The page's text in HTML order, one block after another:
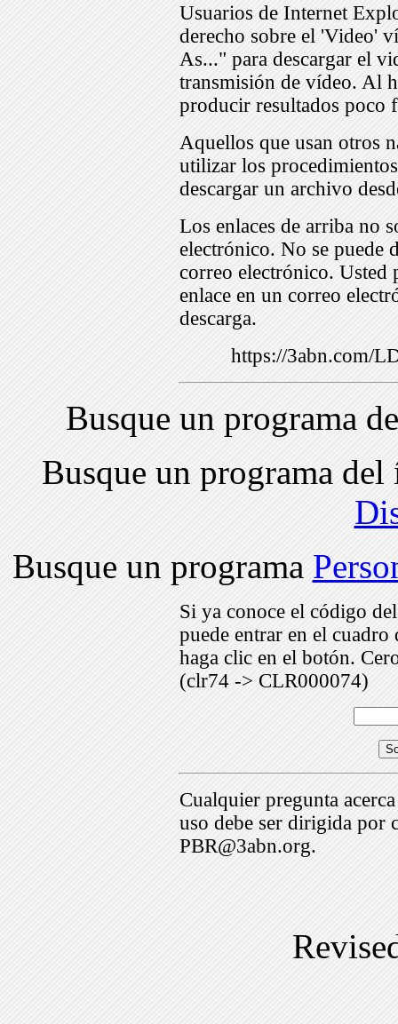
Usuarios de Internet
derecho sobre el 'Video'
As..." para descargar el
transmisión de vídeo. Al
producir resultados poco
Aquellos que usan otros
utilizar los
descargar un archivo
Los enlaces de arriba no
electrónico. No se puede
correo electrónico. Usted
enlace en un correo
descarga.
https://3abn.com/
Busque un programa
Busque un programa
Busque un programa
Si ya conoce el código
puede entrar en el
haga clic en el botón.
(clr74 -> CLR000074)
Cualquier pregunta
uso debe ser dirigida por
PBR@3abn.org.